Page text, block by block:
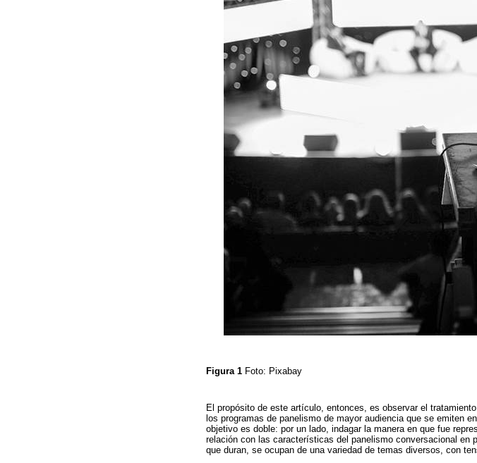
Figura 1 Foto: Pixabay
El propósito de este artículo, entonces, es observar el
los programas de panelismo de mayor audiencia que se emiten
objetivo es doble: por un lado, indagar la manera en que fue
relación con las características del panelismo conversacional en
que duran, se ocupan de una variedad de temas diversos, con